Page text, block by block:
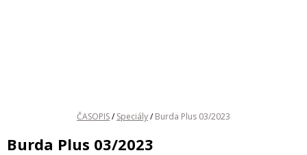
ČASOPIS/ Speciály/ Burda Plus 03/2023
Burda Plus 03/2023